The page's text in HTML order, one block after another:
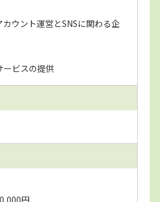
ウント運営とSNSに関わる企
ービスの提供
円